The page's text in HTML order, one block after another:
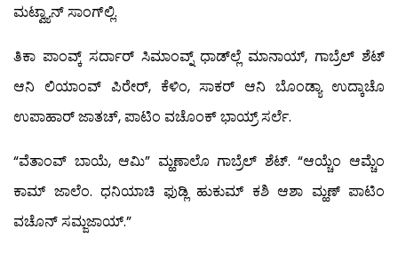
ಮಟ್ವ್ಯಾನ್ ಸಾಂಗ್‍ಲ್ಲಿ.
ತಿಕಾ ಪಾಂವ್ಕ್ ಸರ್ದಾರ್ ಸಿಮಾಂವ್ನ್ ಧಾಡ್‍ಲ್ಲೆ ಮಾನಾಯ್, ಗಾಬ್ರೆಲ್ ಶೆಟ್
ಆನಿ ಲಿಯಾಂವ್ ಪಿರೇರ್, ಕೆಳಿಂ, ಸಾಕರ್ ಆನಿ ಬೊಂಡ್ಯಾ ಉದ್ಕಾಚೊ
ಉಪಾಹಾರ್ ಜಾತಚ್, ಪಾಟಿಂ ವಚೊಂಕ್ ಭಾಯ್ರ್ ಸರ್ಲೆ.
“ವೆತಾಂವ್ ಬಾಯೆ, ಆಮಿ” ಮ್ಹಣಾಲೊ ಗಾಬ್ರೆಲ್ ಶೆಟ್. “ಆಯ್ಚೆಂ ಆಮ್ಚೆಂ
ಕಾಮ್ ಜಾಲೆಂ. ಧನಿಯಾಚಿ ಫುಡ್ಲಿ ಹುಕುಮ್ ಕಶಿ ಆಶಾ ಮ್ಹಣ್ ಪಾಟಿಂ
ವಚೊನ್ ಸಮ್ಜಜಾಯ್.”